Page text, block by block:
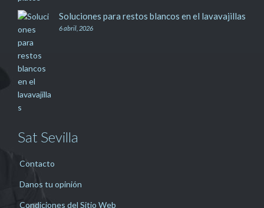
Soluciones para restos blancos en el lavavajillas
6 abril, 2026
Sat Sevilla
Contacto
Danos tu opinión
Condiciones del Sitio Web